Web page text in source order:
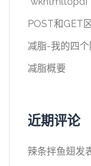
POST和GET
减脂-我的四
减脂概要
近期评论
辣条拌鱼翅发